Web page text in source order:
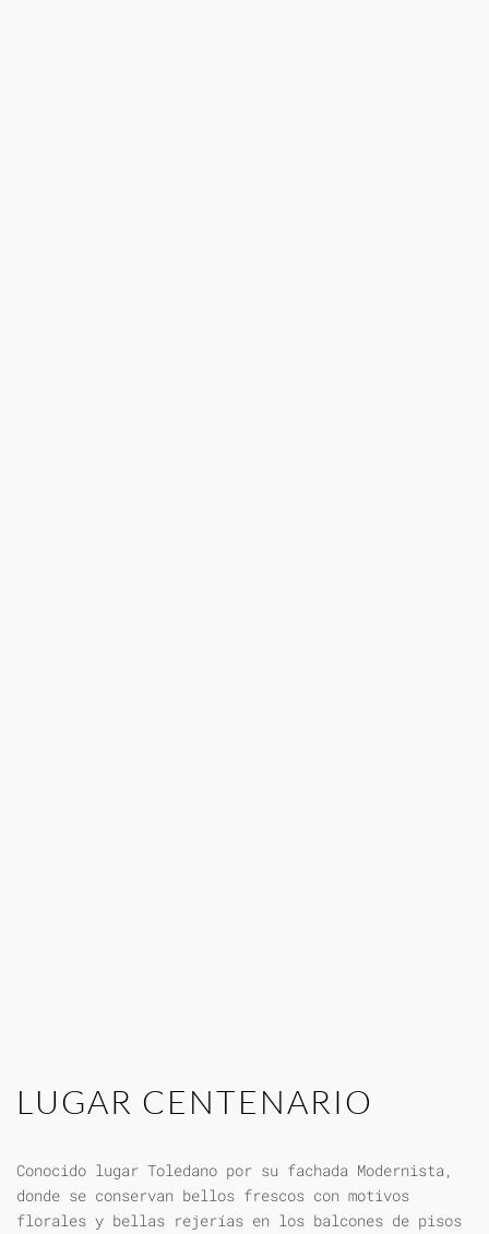
LUGAR CENTENARIO
Conocido lugar Toledano por su fachada Modernista,
donde se conservan bellos frescos con motivos
florales y bellas rejerías en los balcones de pisos